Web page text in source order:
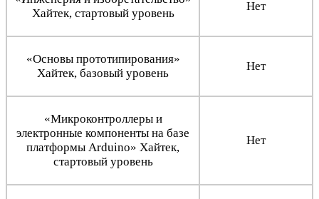
Хайтек, стартовый уровень
Нет
«Основы прототипирования»
Хайтек, базовый уровень
Нет
«Микроконтроллеры и
электронные компоненты на базе
платформы Arduino» Хайтек,
стартовый уровень
Нет